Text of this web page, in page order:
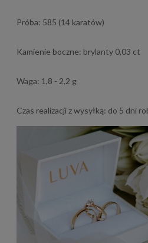
Próba: 585 (14 karatów)
Kamienie boczne: brylanty 0,03 ct
Waga: 1,8 - 2,2 g
Czas realizacji z wysyłką: do 5 dni